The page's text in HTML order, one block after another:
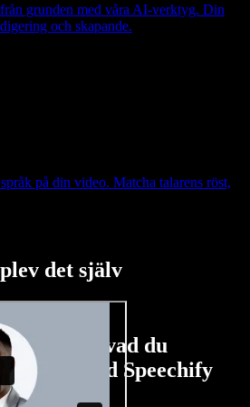
grunden med våra AI-verktyg. Din
och skapande.
på din video. Matcha talarens röst,
det själv
av vad du
göra med Speechify